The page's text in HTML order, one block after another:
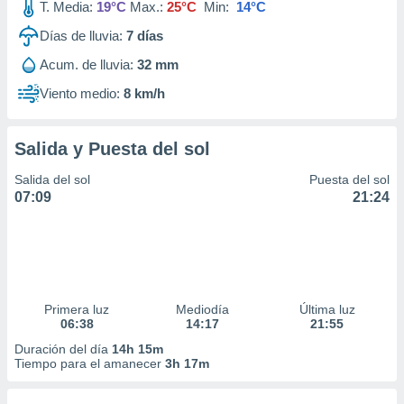
T. Media: 19°C Max.: 25°C Min: 14°C
Días de lluvia: 7 días
Acum. de lluvia: 32 mm
Viento medio: 8 km/h
Salida y Puesta del sol
Salida del sol
07:09
Puesta del sol
21:24
Primera luz
06:38
Mediodía
14:17
Última luz
21:55
Duración del día 14h 15m
Tiempo para el amanecer 3h 17m